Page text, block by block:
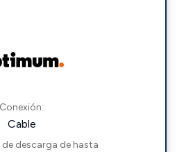
Conexión:
Cable
descarga de hasta